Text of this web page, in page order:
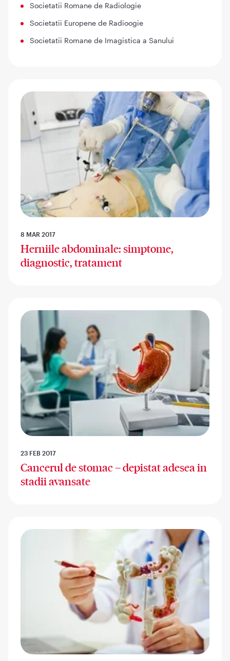
Societatii Romane de Radiologie
Societatii Europene de Radioogie
Societatii Romane de Imagistica a Sanului
8 MAR 2017
Herniile abdominale: simptome,
diagnostic, tratament
23 FEB 2017
Cancerul de stomac – depistat adesea in
stadii avansate